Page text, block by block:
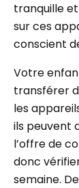
tranquille
sur ces
conscient
Votre
transférer
les
ils peuvent
l’offre de
donc
semaine.